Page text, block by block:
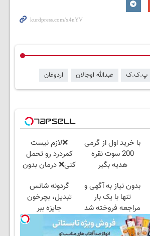
پ.ک.ک عبدالله اوجالان اردوغان
با خرید اول از گرمی
200 سوت نقره
هدیه بگیر
❌لازم نیست
کمردرد رو تحمل
کنی❌ درمان بدون
(پرسشنامه)
بدون نیاز به آگهی و
تنها با یک بار
مراجعه فروخته شد
گردونه شانس
تبدیل، بچرخون
جایزه ببر